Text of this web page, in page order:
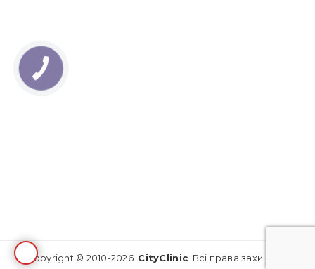
Copyright © 2010-2026. CityClinic. Всі права захищені.